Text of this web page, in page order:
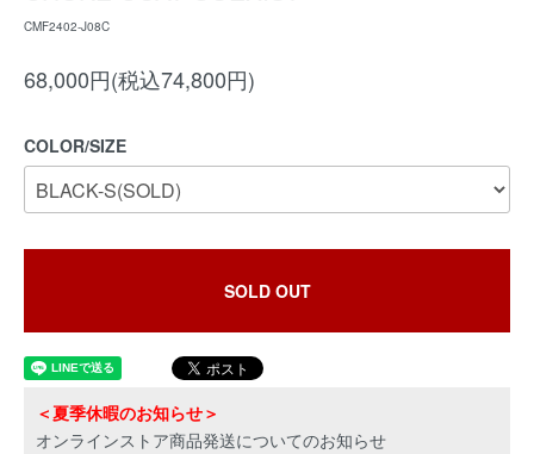
CMF2402-J08C
68,000円(税込74,800円)
COLOR/SIZE
SOLD OUT
＜夏季休暇のお知らせ＞
オンラインストア商品発送についてのお知らせ